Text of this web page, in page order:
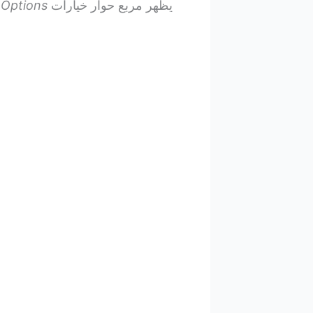
يظهر مربع حوار خيارات Options